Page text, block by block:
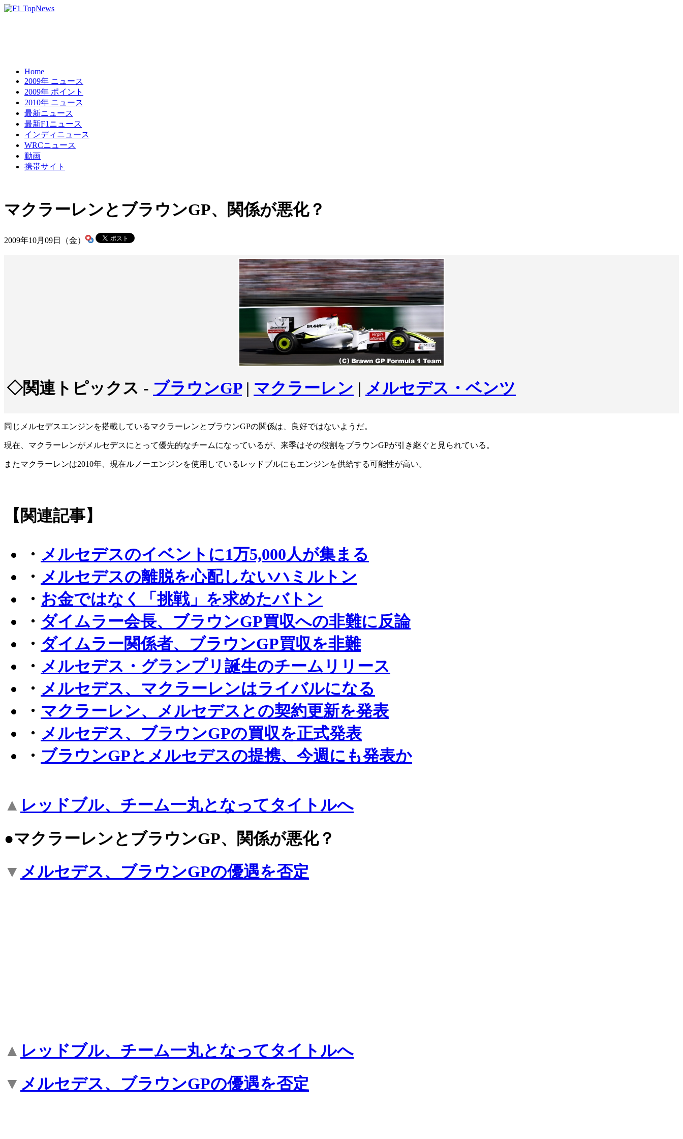
Home
2009年 ニュース
2009年 ポイント
2010年 ニュース
最新ニュース
最新F1ニュース
インディニュース
WRCニュース
動画
携帯サイト
マクラーレンとブラウンGP、関係が悪化？
2009年10月09日（金）
◇関連トピックス - ブラウンGP| マクラーレン | メルセデス・ベンツ
同じメルセデスエンジンを搭載しているマクラーレンとブラウンGPの関係は、良好ではないようだ。
現在、マクラーレンがメルセデスにとって優先的なチームになっているが、来季はその役割をブラウンGPが引き継ぐと見られている。
またマクラーレンは2010年、現在ルノーエンジンを使用しているレッドブルにもエンジンを供給する可能性が高い。
【関連記事】
・ メルセデスのイベントに1万5,000人が集まる
・ メルセデスの離脱を心配しないハミルトン
・ お金ではなく「挑戦」を求めたバトン
・ ダイムラー会長、ブラウンGP買収への非難に反論
・ ダイムラー関係者、ブラウンGP買収を非難
・ メルセデス・グランプリ誕生のチームリリース
・ メルセデス、マクラーレンはライバルになる
・ マクラーレン、メルセデスとの契約更新を発表
・ メルセデス、ブラウンGPの買収を正式発表
・ ブラウンGPとメルセデスの提携、今週にも発表か
▲ レッドブル、チーム一丸となってタイトルへ
●マクラーレンとブラウンGP、関係が悪化？
▼ メルセデス、ブラウンGPの優遇を否定
▲ レッドブル、チーム一丸となってタイトルへ
▼ メルセデス、ブラウンGPの優遇を否定